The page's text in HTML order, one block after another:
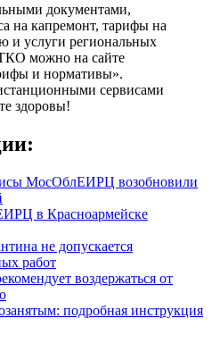
документами,
на капремонт, тарифы на
и услуги региональных
можно на сайте
и нормативы».
сервисами
здоровы!
МосОблЕИРЦ возобновили
в Красноармейске
не допускается
работ
воздержаться от
подробная инструкция